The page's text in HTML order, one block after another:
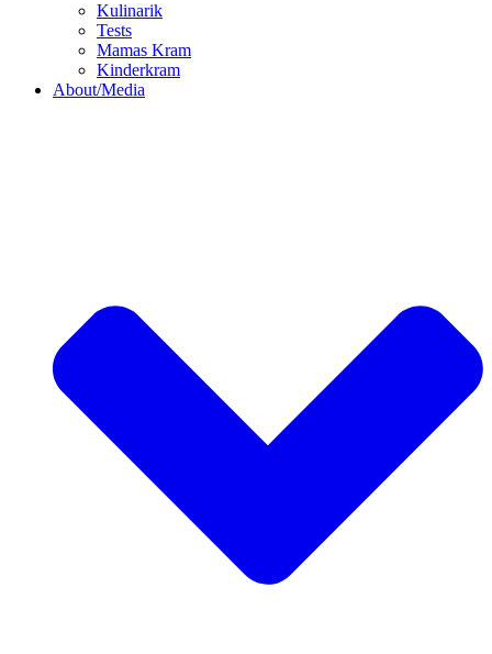
Kulinarik
Tests
Mamas Kram
Kinderkram
About/Media